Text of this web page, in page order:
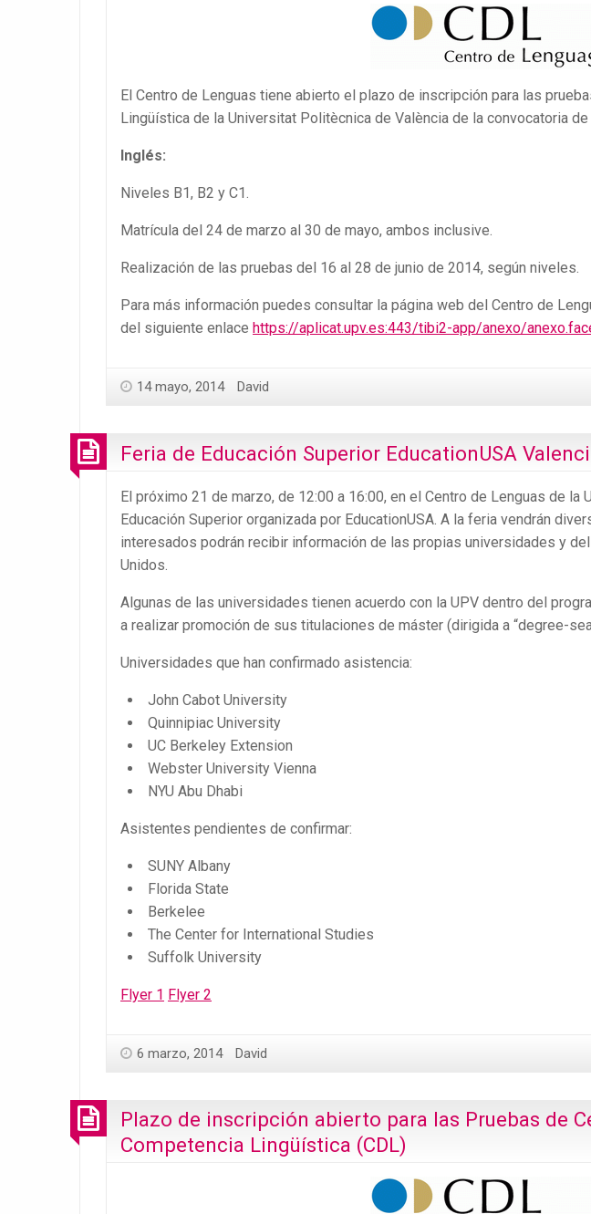
El Centro de Lenguas tiene abierto el plazo de inscripción para las
Lingüística de la Universitat Politècnica de València de la convocatoria
Inglés:
Niveles B1, B2 y C1.
Matrícula del 24 de marzo al 30 de mayo, ambos inclusive.
Realización de las pruebas del 16 al 28 de junio de 2014, según niveles.
Para más información puedes consultar la página web del Centro de
del siguiente enlace https://aplicat.upv.es:443/tibi2-app/anexo/
14 mayo, 2014 David
Feria de Educación Superior EducationUSA
El próximo 21 de marzo, de 12:00 a 16:00, en el Centro de Lenguas de la
Educación Superior organizada por EducationUSA. A la feria vendrán
interesados podrán recibir información de las propias universidades y
Unidos.
Algunas de las universidades tienen acuerdo con la UPV dentro del
a realizar promoción de sus titulaciones de máster (dirigida a “degree-
Universidades que han confirmado asistencia:
John Cabot University
Quinnipiac University
UC Berkeley Extension
Webster University Vienna
NYU Abu Dhabi
Asistentes pendientes de confirmar:
SUNY Albany
Florida State
Berkelee
The Center for International Studies
Suffolk University
Flyer 1 Flyer 2
6 marzo, 2014 David
Plazo de inscripción abierto para las Pruebas de
Competencia Lingüística (CDL)